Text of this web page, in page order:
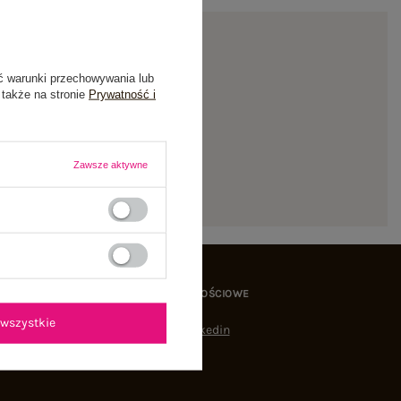
MEDIA SPOŁECZNOŚCIOWE
Linkedin
warunki przechowywania lub
na stronie Prywatność i
Zawsze aktywne